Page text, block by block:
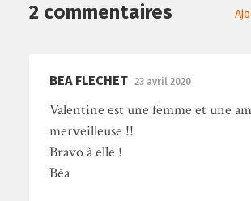
2 commentaires
BEA FLECHET 23 avril 2020
Valentine est une femme et une
merveilleuse !!
Bravo à elle !
Béa